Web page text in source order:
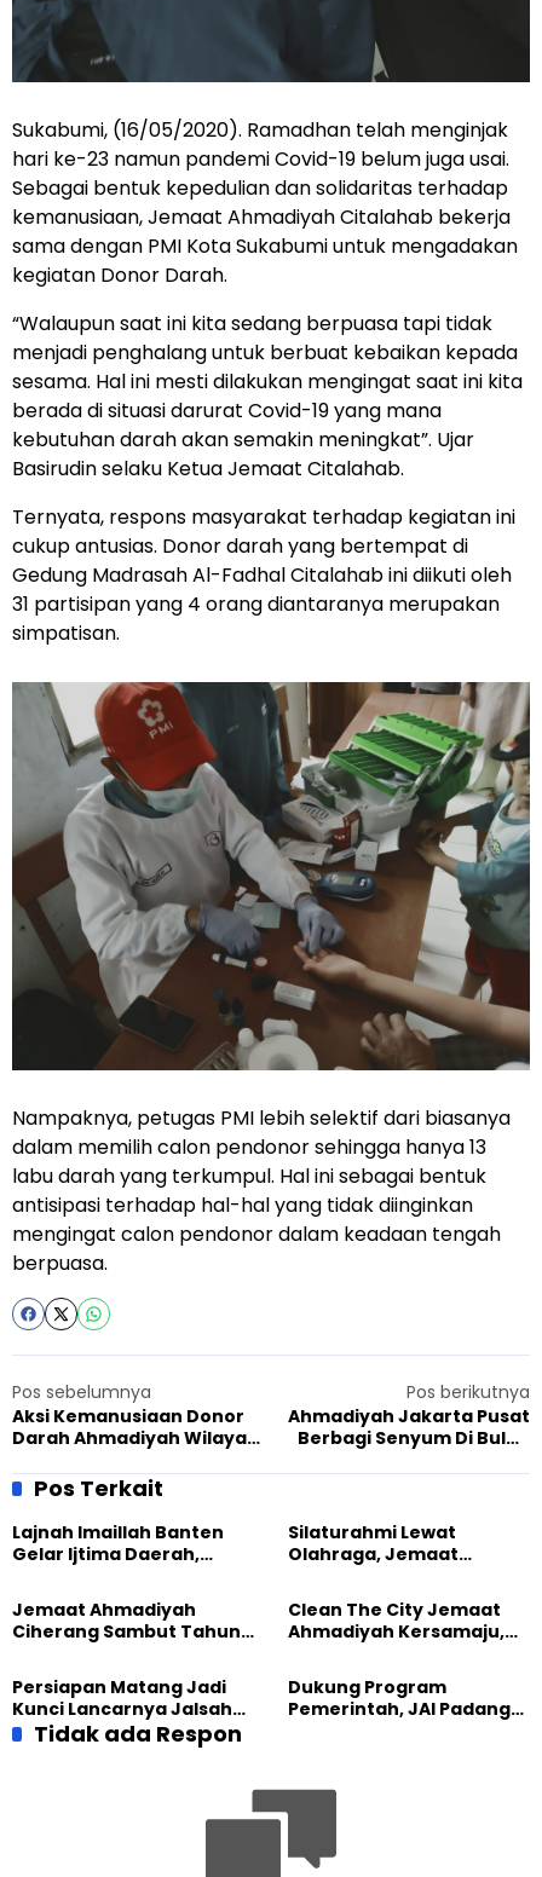
Sukabumi, (16/05/2020). Ramadhan telah menginjak
hari ke-23 namun pandemi Covid-19 belum juga usai.
Sebagai bentuk kepedulian dan solidaritas terhadap
kemanusiaan, Jemaat Ahmadiyah Citalahab bekerja
sama dengan PMI Kota Sukabumi untuk mengadakan
kegiatan Donor Darah.
“Walaupun saat ini kita sedang berpuasa tapi tidak
menjadi penghalang untuk berbuat kebaikan kepada
sesama. Hal ini mesti dilakukan mengingat saat ini kita
berada di situasi darurat Covid-19 yang mana
kebutuhan darah akan semakin meningkat”. Ujar
Basirudin selaku Ketua Jemaat Citalahab.
Ternyata, respons masyarakat terhadap kegiatan ini
cukup antusias. Donor darah yang bertempat di
Gedung Madrasah Al-Fadhal Citalahab ini diikuti oleh
31 partisipan yang 4 orang diantaranya merupakan
simpatisan.
Nampaknya, petugas PMI lebih selektif dari biasanya
dalam memilih calon pendonor sehingga hanya 13
labu darah yang terkumpul. Hal ini sebagai bentuk
antisipasi terhadap hal-hal yang tidak diinginkan
mengingat calon pendonor dalam keadaan tengah
berpuasa.
Pos sebelumnya
Aksi Kemanusiaan Donor
Darah Ahmadiyah Wilayah
Pos berikutnya
Ahmadiyah Jakarta Pusat
Berbagi Senyum Di Bulan
Pos Terkait
Lajnah Imaillah Banten
Gelar Ijtima Daerah,
Tangguh
Silaturahmi Lewat
Olahraga, Jemaat
Meriahkan Event Lari
Jemaat Ahmadiyah
Ciherang Sambut Tahun
Aksi Kebersihan
Clean The City Jemaat
Ahmadiyah Kersamaju,
Lingkungan
Persiapan Matang Jadi
Kunci Lancarnya Jalsah
Salanah 2025 di Bandung
Dukung Program
Pemerintah, JAI Padang
Tidak ada Respon